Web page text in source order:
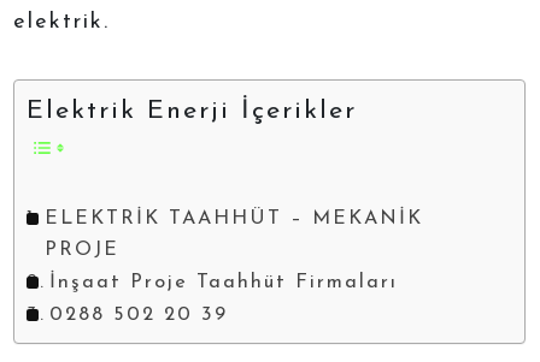
elektrik.
Elektrik Enerji İçerikler
ELEKTRİK TAAHHÜT – MEKANİK
PROJE
İnşaat Proje Taahhüt Firmaları
0288 502 20 39